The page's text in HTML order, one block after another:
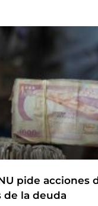
pide acciones
de la deuda